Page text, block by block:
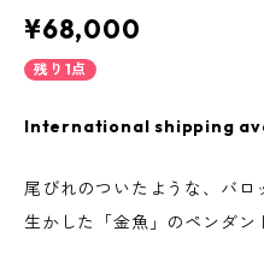
¥68,000
残り1点
International shipping
尾びれのついたような、バロ
生かした「金魚」のペンダン